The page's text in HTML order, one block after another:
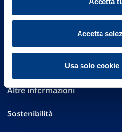
Accetta
Usa solo cookie
FAQ
Governance
Investor Relations
Altre informazioni
Sostenibilità